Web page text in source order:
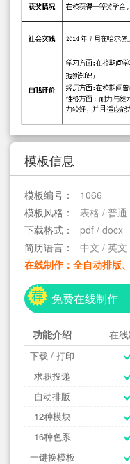
模板信息
模板编号：
1066
模板风格：
表格 / 普通
下载格式：
pdf / docx
简历语言：
中文 / 英
在线制作：全自动排版
免费在线制作
功能介绍 在
下载 / 打印
求职投递
自动排版
12种模块
16种色系
一键换模板